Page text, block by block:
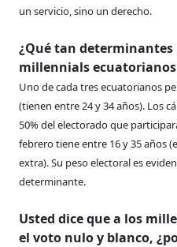
un servicio, sino un derecho.
¿Qué tan determinantes
millennials ecuatorianos
Uno de cada tres ecuatorianos
(tienen entre 24 y 34 años). Los
50% del electorado que
febrero tiene entre 16 y 35 años
extra). Su peso electoral es
determinante.
Usted dice que a los
el voto nulo y blanco,